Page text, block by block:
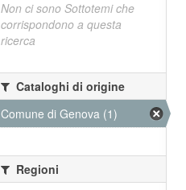
Non ci sono Sottotemi che
corrispondono a questa
ricerca
Cataloghi di origine
Comune di Genova (1)
Regioni